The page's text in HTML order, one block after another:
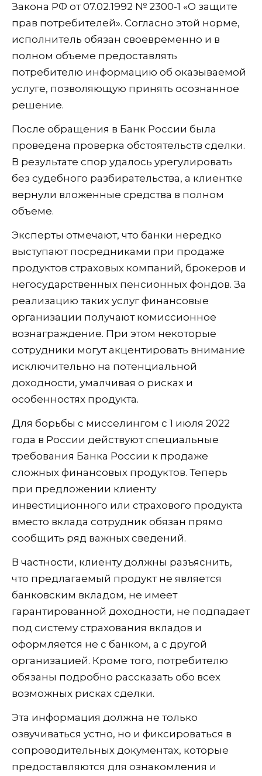
Закона РФ от 07.02.1992 № 2300-1 «О защите
прав потребителей». Согласно этой норме,
исполнитель обязан своевременно и в
полном объеме предоставлять
потребителю информацию об оказываемой
услуге, позволяющую принять осознанное
решение.
После обращения в Банк России была
проведена проверка обстоятельств сделки.
В результате спор удалось урегулировать
без судебного разбирательства, а клиентке
вернули вложенные средства в полном
объеме.
Эксперты отмечают, что банки нередко
выступают посредниками при продаже
продуктов страховых компаний, брокеров и
негосударственных пенсионных фондов. За
реализацию таких услуг финансовые
организации получают комиссионное
вознаграждение. При этом некоторые
сотрудники могут акцентировать внимание
исключительно на потенциальной
доходности, умалчивая о рисках и
особенностях продукта.
Для борьбы с мисселингом с 1 июля 2022
года в России действуют специальные
требования Банка России к продаже
сложных финансовых продуктов. Теперь
при предложении клиенту
инвестиционного или страхового продукта
вместо вклада сотрудник обязан прямо
сообщить ряд важных сведений.
В частности, клиенту должны разъяснить,
что предлагаемый продукт не является
банковским вкладом, не имеет
гарантированной доходности, не подпадает
под систему страхования вкладов и
оформляется не с банком, а с другой
организацией. Кроме того, потребителю
обязаны подробно рассказать обо всех
возможных рисках сделки.
Эта информация должна не только
озвучиваться устно, но и фиксироваться в
сопроводительных документах, которые
предоставляются для ознакомления и